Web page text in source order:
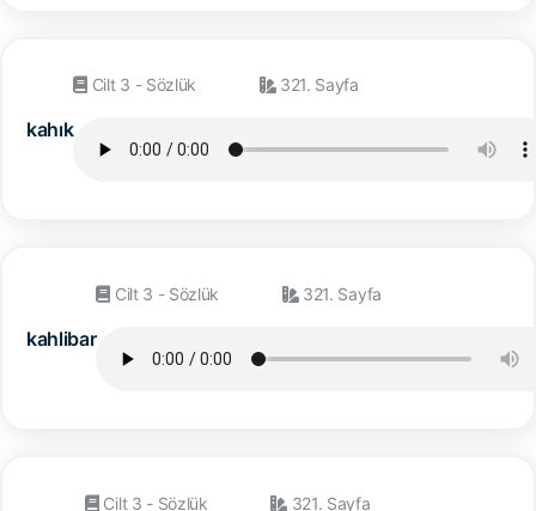
kahık
Cilt 3 - Sözlük 321. Sayfa
kahlibar
Cilt 3 - Sözlük 321. Sayfa
Cilt 3 - Sözlük 321. Sayfa